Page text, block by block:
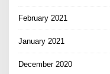
February 2021
January 2021
December 2020